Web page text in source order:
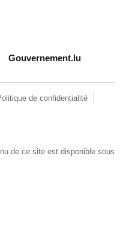
Gouvernement.lu
de confidentialité
de ce site est disponible sous